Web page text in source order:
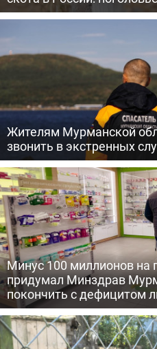
Жителям Мурманской
звонить в экстренных
Минус 100 миллионов на
придумал Минздрав
покончить с дефицитом